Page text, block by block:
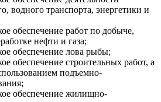
водного транспорта, энергетики и
обеспечение работ по добыче,
нефти и газа;
обеспечение лова рыбы;
обеспечение строительных работ, а
подъемно-
обеспечение жилищно-